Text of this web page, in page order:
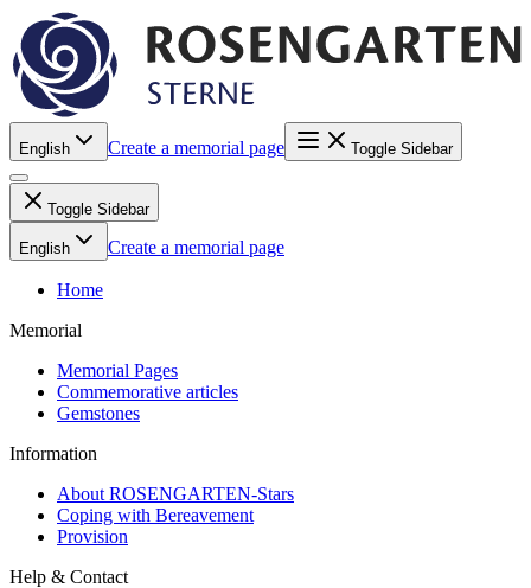
English Create a memorial page Toggle Sidebar
Toggle Sidebar
English Create a memorial page
Home
Memorial
Memorial Pages
Commemorative articles
Gemstones
Information
About ROSENGARTEN-Stars
Coping with Bereavement
Provision
Help & Contact